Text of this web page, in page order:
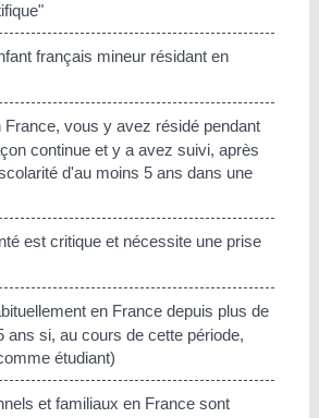
français mineur résidant en
France, vous y avez résidé pendant
continue et y a avez suivi, après
d'au moins 5 ans dans une
est critique et nécessite une prise
en France depuis plus de
ans si, au cours de cette période,
étudiant)
et familiaux en France sont